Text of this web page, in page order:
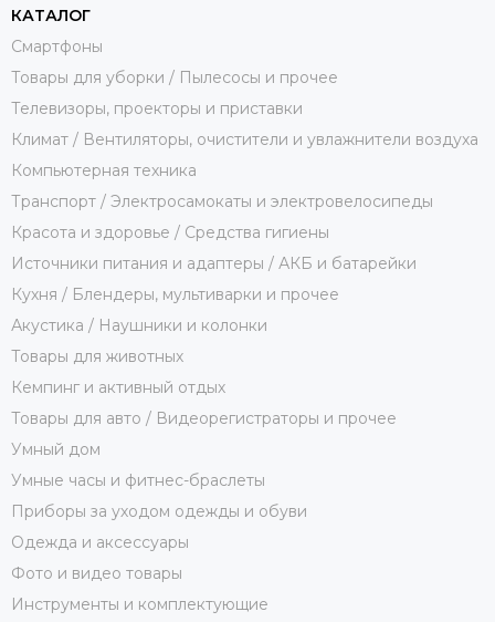
КАТАЛОГ
Смартфоны
Товары для уборки / Пылесосы и прочее
Телевизоры, проекторы и приставки
Климат / Вентиляторы, очистители и увлажнители воздуха
Компьютерная техника
Транспорт / Электросамокаты и электровелосипеды
Красота и здоровье / Средства гигиены
Источники питания и адаптеры / АКБ и батарейки
Кухня / Блендеры, мультиварки и прочее
Акустика / Наушники и колонки
Товары для животных
Кемпинг и активный отдых
Товары для авто / Видеорегистраторы и прочее
Умный дом
Умные часы и фитнес-браслеты
Приборы за уходом одежды и обуви
Одежда и аксессуары
Фото и видео товары
Инструменты и комплектующие